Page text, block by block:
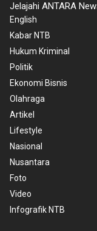
Jelajahi ANTARA
English
Kabar NTB
Hukum Kriminal
Politik
Ekonomi Bisnis
Olahraga
Artikel
Lifestyle
Nasional
Nusantara
Foto
Video
Infografik NTB